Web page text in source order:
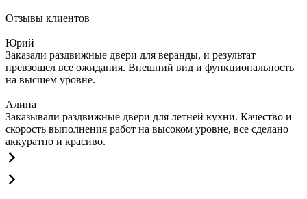
Отзывы клиентов
Юрий
Заказали раздвижные двери для веранды, и результат
превзошел все ожидания. Внешний вид и функциональность
на высшем уровне.
Алина
Заказывали раздвижные двери для летней кухни. Качество и
скорость выполнения работ на высоком уровне, все сделано
аккуратно и красиво.